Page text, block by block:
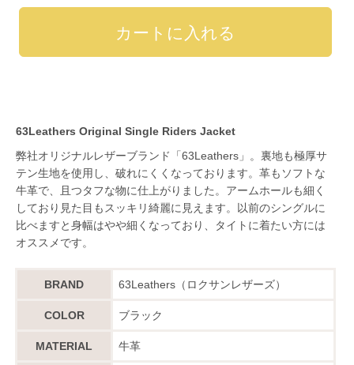
63Leathers Original Single Riders Jacket
弊社オリジナルレザーブランド「63Leathers」。裏地も極厚サ
テン生地を使用し、破れにくくなっております。革もソフトな
牛革で、且つタフな物に仕上がりました。アームホールも細く
しており見た目もスッキリ綺麗に見えます。以前のシングルに
比べますと身幅はやや細くなっており、タイトに着たい方には
オススメです。
BRAND 63Leathers（ロクサンレザーズ）
COLOR ブラック
MATERIAL 牛革